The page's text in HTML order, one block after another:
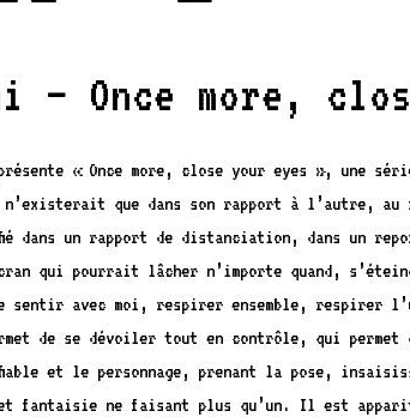
– Once more,
« Once more, close your eyes », une
que dans son rapport à l’autre, au
dans un rapport de distanciation, dans un
qui pourrait lâcher n’importe quand,
avec moi, respirer ensemble, respirer
de se dévoiler tout en contrôle, qui
et le personnage, prenant la pose,
fantaisie ne faisant plus qu’un. Il est